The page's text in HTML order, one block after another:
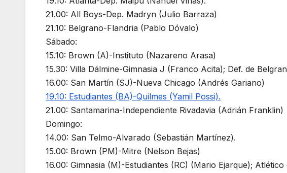
21.00: All Boys-Dep. Madryn (Julio Barraza)
21.10: Belgrano-Flandria (Pablo Dóvalo)
Sábado:
15.10: Brown (A)-Instituto (Nazareno Arasa)
15.30: Villa Dálmine-Gimnasia J (Franco Acita); Def. de
16.00: San Martín (SJ)-Nueva Chicago (Andrés Gariano)
19.10: Estudiantes (BA)-Quilmes (Yamil Possi).
21.00: Santamarina-Independiente Rivadavia (Adrián Franklin)
Domingo:
14.00: San Telmo-Alvarado (Sebastián Martínez).
15.00: Brown (PM)-Mitre (Nelson Bejas)
16.00: Gimnasia (M)-Estudiantes (RC) (Mario Ejarque);